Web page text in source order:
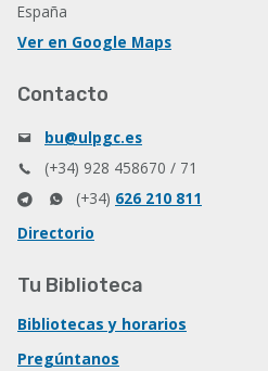
España
Ver en Google Maps
Contacto
bu@ulpgc.es
(+34) 928 458670 / 71
(+34) 626 210 811
Directorio
Tu Biblioteca
Bibliotecas y horarios
Pregúntanos